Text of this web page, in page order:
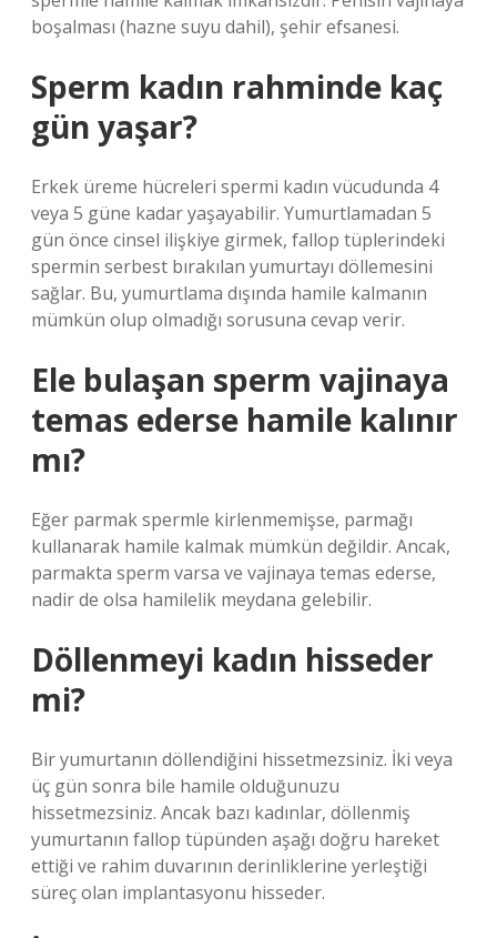
boşalması (hazne suyu dahil), şehir efsanesi.
Sperm kadın rahminde kaç
gün yaşar?
Erkek üreme hücreleri spermi kadın vücudunda 4
veya 5 güne kadar yaşayabilir. Yumurtlamadan 5
gün önce cinsel ilişkiye girmek, fallop tüplerindeki
spermin serbest bırakılan yumurtayı döllemesini
sağlar. Bu, yumurtlama dışında hamile kalmanın
mümkün olup olmadığı sorusuna cevap verir.
Ele bulaşan sperm vajinaya
temas ederse hamile kalınır
mı?
Eğer parmak spermle kirlenmemişse, parmağı
kullanarak hamile kalmak mümkün değildir. Ancak,
parmakta sperm varsa ve vajinaya temas ederse,
nadir de olsa hamilelik meydana gelebilir.
Döllenmeyi kadın hisseder
mi?
Bir yumurtanın döllendiğini hissetmezsiniz. İki veya
üç gün sonra bile hamile olduğunuzu
hissetmezsiniz. Ancak bazı kadınlar, döllenmiş
yumurtanın fallop tüpünden aşağı doğru hareket
ettiği ve rahim duvarının derinliklerine yerleştiği
süreç olan implantasyonu hisseder.